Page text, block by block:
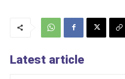
Latest article